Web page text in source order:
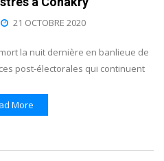
21 OCTOBRE 2020
la nuit dernière en banlieue de
post-électorales qui continuent
More